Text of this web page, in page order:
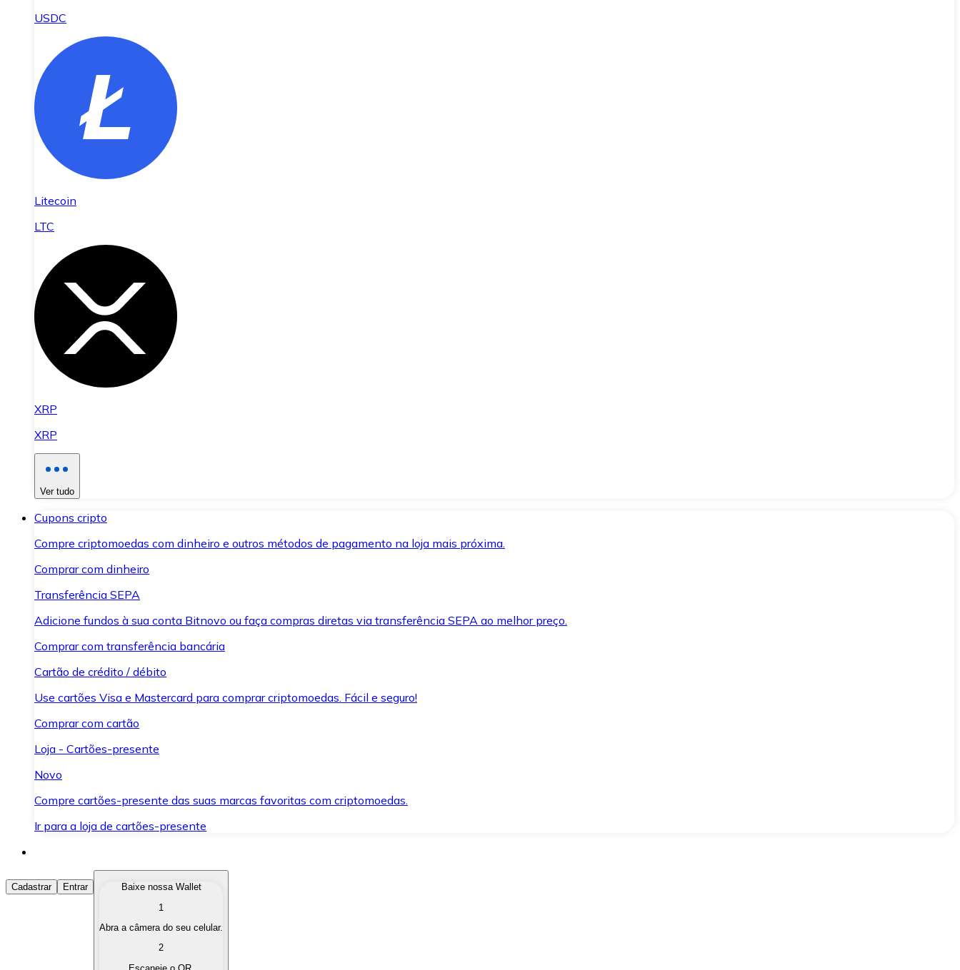
USDC
Litecoin
LTC
XRP
XRP
Ver tudo
Cupons cripto
Compre criptomoedas com dinheiro e outros métodos de pagamento na loja mais próxima.
Comprar com dinheiro
Transferência SEPA
Adicione fundos à sua conta Bitnovo ou faça compras diretas via transferência SEPA ao melhor preço.
Comprar com transferência bancária
Cartão de crédito / débito
Use cartões Visa e Mastercard para comprar criptomoedas. Fácil e seguro!
Comprar com cartão
Loja - Cartões-presente
Novo
Compre cartões-presente das suas marcas favoritas com criptomoedas.
Ir para a loja de cartões-presente
Comprar Criptomoedas
Compre as criptomoedas de seu interesse de forma rápida e segura.
Converta suas criptomoedas em moeda fiduciária quando precisar.
Cadastrar Entrar
Baixe nossa Wallet
1
Abra a câmera do seu celular.
2